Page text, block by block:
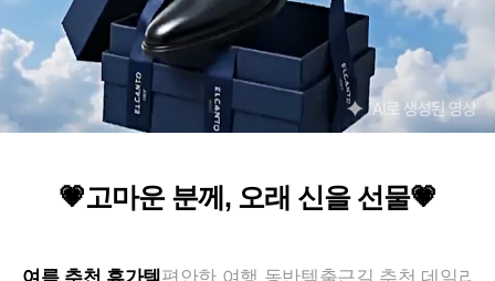
💗고마운 분께, 오래 신을 선물💗